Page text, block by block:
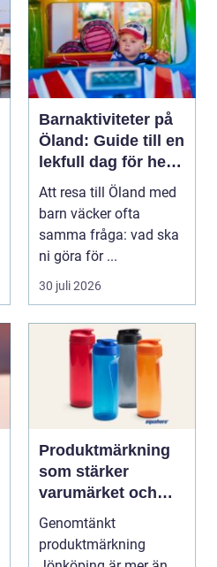
Barnaktiviteter på
Öland: Guide till en
lekfull dag för hela
familjen
Att resa till Öland med
barn väcker ofta
samma fråga: vad ska
ni göra för ...
30 juli 2026
Produktmärkning
som stärker
varumärket och
förenklar vardagen
Genomtänkt
produktmärkning